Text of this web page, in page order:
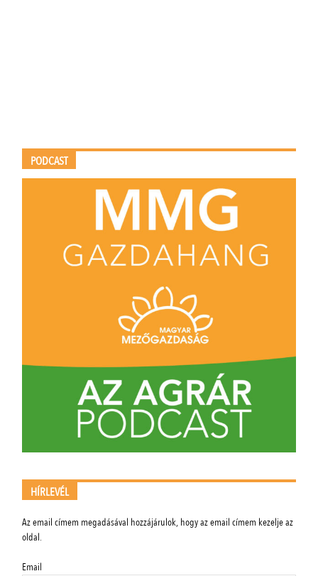
PODCAST
HÍRLEVÉL
Az email címem megadásával hozzájárulok, hogy az email címem kezelje az
oldal.
Email